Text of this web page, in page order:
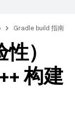
Gradle build 指南
）
构建